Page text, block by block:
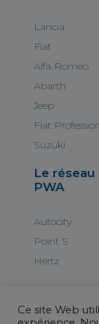
Lancia
Fiat
Alfa Romeo
Abarth
Jeep
Fiat
Suzuki
Le réseau
PWA
Autocity
Point S
Hertz
Ce site Web